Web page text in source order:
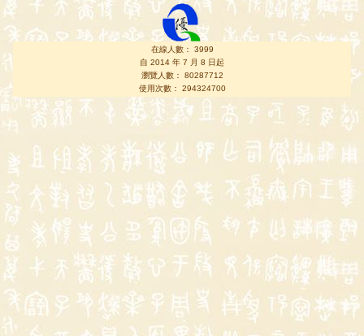
在線人數： 3999
自 2014 年 7 月 8 日起
瀏覽人數： 80287712
使用次數： 294324700